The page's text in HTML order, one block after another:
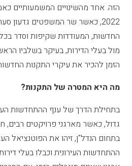
הזה. אחד מהשינויים המשמעותיים
2022, כאשר שר המשפטים גדעון
החדשות, המעודדות שקיפות וסדר
מול בעלי הדירות, בעיקר בשלביו
הזמן להכיר את עיקרי התקנות
מה היא המטרה של התקנות?
בתחילת הדרך של ענף ההתחדשות
גדול, כאשר מארגני פרויקטים רבים,
בתחום הנדל"ן, זיהו את הפוטנציאל
ההתחדשות העירונית וכבלו בעלי